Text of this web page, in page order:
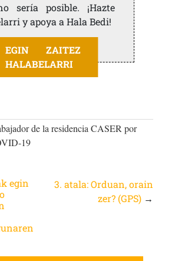
sería posible. ¡Hazte
y apoya a Hala Bedi!
EGIN ZAITEZ
HALABELARRI
de la residencia CASER por
19
egin
3. atala: Orduan, orain
zer? (GPS) →